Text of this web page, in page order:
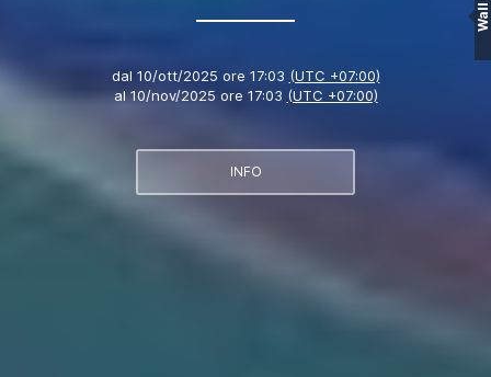
dal 10/ott/2025 ore 17:03 (UTC +07:00)
al10/nov/2025 ore 17:03 (UTC +07:00)
INFO
Wall